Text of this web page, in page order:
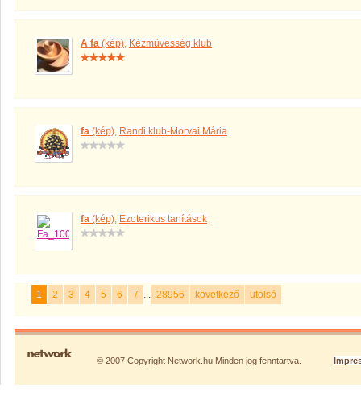
A fa (kép), Kézművesség klub
fa (kép), Randi klub-Morvai Mária
fa (kép), Ezoterikus tanítások
1 2 3 4 5 6 7 ... 28956 következő utolsó
© 2007 Copyright Network.hu Minden jog fenntartva.